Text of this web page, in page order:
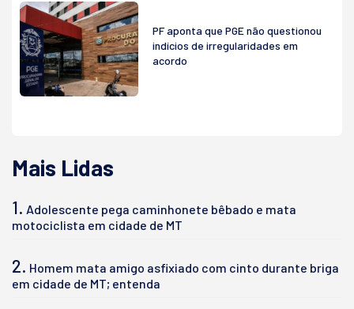
PF aponta que PGE não questionou
indícios de irregularidades em
acordo
Mais Lidas
1. Adolescente pega caminhonete bêbado e mata
motociclista em cidade de MT
2. Homem mata amigo asfixiado com cinto durante briga
em cidade de MT; entenda